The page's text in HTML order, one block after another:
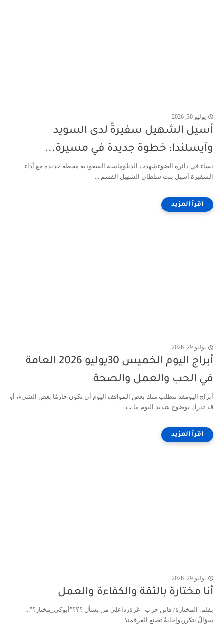
يوليو 30, 2026
أسيل الشهيل سفيرةً لدى السويد
وآيسلندا: خطوة جديدة في مسيرة...
نساء في دائرة الضوءشهدت الدبلوماسية السعودية محطة جديدة مع أداء
السفيرة أسيل بنت سلطان الشهيل القسم ...
يوليو 29, 2026
أبراج اليوم الخميس 30يوليو 2026 العامة
في الحب والعمل والصحة
أبراج اليومقد تتطلب منك بعض المواقف اليوم أن تكون حازمًا بعض الشيء، أو
قد تدرك بوضوح شديد اليوم ما ت...
يوليو 29, 2026
أنا مختارة بالثقة والكفاءة والعمل
بقلم: المختارة/ فاتن حرب - غزةرداعلى من يسأل ؟؟؟"أبوكي_مختار؟"...
سؤالٌ يتكرر،وإجابةٌ تصنع الفرقمنذ...